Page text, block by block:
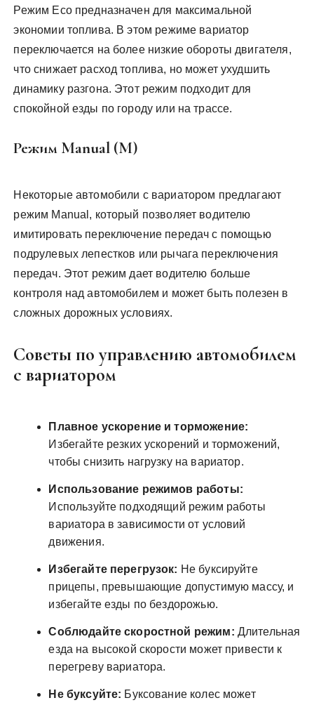
Режим Eco предназначен для максимальной
экономии топлива. В этом режиме вариатор
переключается на более низкие обороты двигателя,
что снижает расход топлива, но может ухудшить
динамику разгона. Этот режим подходит для
спокойной езды по городу или на трассе.
Режим Manual (M)
Некоторые автомобили с вариатором предлагают
режим Manual, который позволяет водителю
имитировать переключение передач с помощью
подрулевых лепестков или рычага переключения
передач. Этот режим дает водителю больше
контроля над автомобилем и может быть полезен в
сложных дорожных условиях.
Советы по управлению автомобилем
с вариатором
Плавное ускорение и торможение:
Избегайте резких ускорений и торможений,
чтобы снизить нагрузку на вариатор.
Использование режимов работы:
Используйте подходящий режим работы
вариатора в зависимости от условий
движения.
Избегайте перегрузок: Не буксируйте
прицепы, превышающие допустимую массу, и
избегайте езды по бездорожью.
Соблюдайте скоростной режим: Длительная
езда на высокой скорости может привести к
перегреву вариатора.
Не буксуйте: Буксование колес может